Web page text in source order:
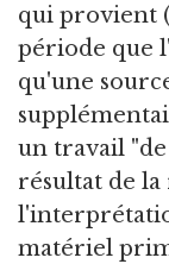
qui provient
période que
qu'une
un travail
résultat de
matériel